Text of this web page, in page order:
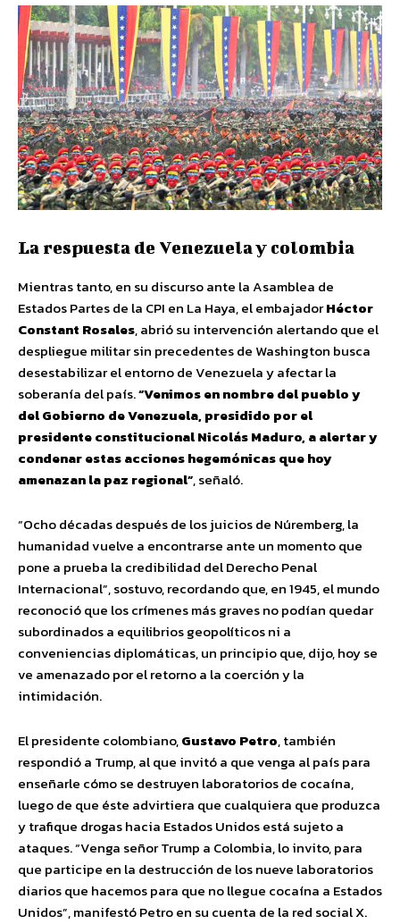
La respuesta de Venezuela y colombia
Mientras tanto, en su discurso ante la Asamblea de
Estados Partes de la CPI en La Haya, el embajadorHéctor
Constant Rosales, abrió su intervención alertando que el
despliegue militar sin precedentes de Washington busca
desestabilizar el entorno de Venezuela y afectar la
soberanía del país.“Venimos en nombre del pueblo y
del Gobierno de Venezuela, presidido por el
presidente constitucional Nicolás Maduro, a alertar y
condenar estas acciones hegemónicas que hoy
amenazan la paz regional”, señaló.
“Ocho décadas después de los juicios de Núremberg, la
humanidad vuelve a encontrarse ante un momento que
pone a prueba la credibilidad del Derecho Penal
Internacional”, sostuvo, recordando que, en 1945, el mundo
reconoció que los crímenes más graves no podían quedar
subordinados a equilibrios geopolíticos ni a
conveniencias diplomáticas, un principio que, dijo, hoy se
ve amenazado por el retorno a la coerción y la
intimidación.
El presidente colombiano,Gustavo Petro, también
respondió a Trump, al que invitó a que venga al país para
enseñarle cómo se destruyen laboratorios de cocaína,
luego de que éste advirtiera que cualquiera que produzca
y trafique drogas hacia Estados Unidos está sujeto a
ataques. “Venga señor Trump a Colombia, lo invito, para
que participe en la destrucción de los nueve laboratorios
diarios que hacemos para que no llegue cocaína a Estados
Unidos”, manifestó Petro en su cuenta de la red social X.